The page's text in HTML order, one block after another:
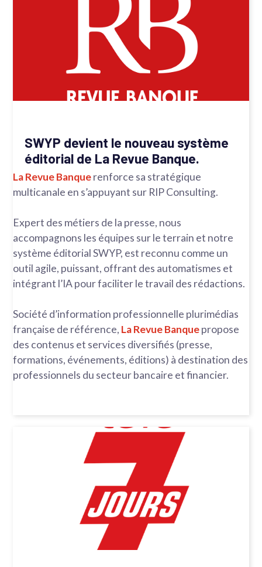
SWYP devient le nouveau système
éditorial de La Revue Banque.
La Revue Banquerenforce sa stratégique
multicanale en s’appuyant sur RIP Consulting.
Expert des métiers de la presse, nous
accompagnons les équipes sur le terrain et notre
système éditorial SWYP, est reconnu comme un
outil agile, puissant, offrant des automatismes et
intégrant l’IA pour faciliter le travail des rédactions.
Société d’information professionnelle plurimédias
française de référence, La Revue Banquepropose
des contenus et services diversifiés (presse,
formations, événements, éditions) à destination des
professionnels du secteur bancaire et financier.